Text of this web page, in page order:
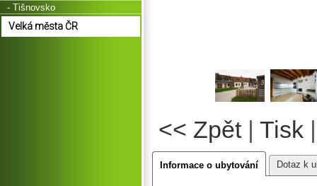
<< Zpět| Tisk
Informace o ubytování Dotaz k
- Tišnovsko
Velká města ČR